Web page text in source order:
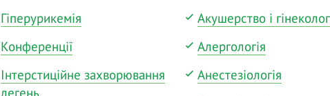
Гіперурикемія
Конференції
Інтерстиційне захворювання
легень
Акушерство і
Алергологія
Анестезіологія